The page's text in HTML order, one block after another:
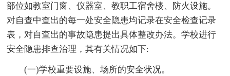
部位如教室门窗、仪器室、教职工宿舍楼、防火设施。
对自查中查出的每一处安全隐患均记录在安全检查记录
表，对自查出的事故隐患提出具体整改办法。学校进行
安全隐患排查治理，其有关情况如下:
(一)学校重要设施、场所的安全状况。